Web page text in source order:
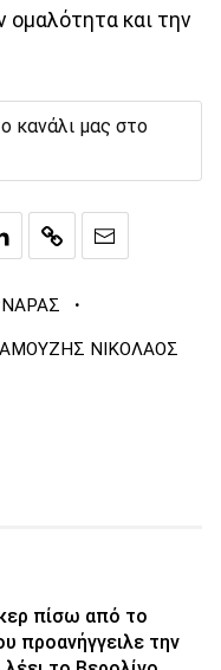
ομαλότητα και την
κανάλι μας στο
·
ΝΙΚΟΛΑΟΣ
πίσω από το
προανήγγειλε την